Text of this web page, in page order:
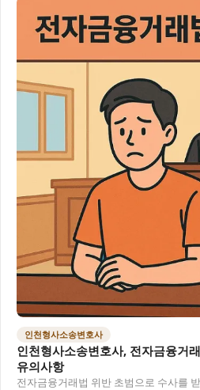
인천형사소송변호사
인천형사소송변호사, 전자금융거
유의사항
전자금융거래법 위반 초범으로 수사를